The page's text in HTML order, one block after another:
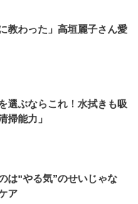
教わった」高垣麗子さん愛
選ぶならこれ！水拭きも吸
掃能力」
は“やる気”のせいじゃな
ア